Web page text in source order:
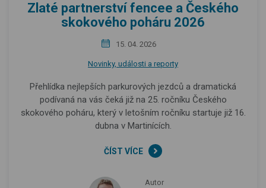
Zlaté partnerství fencee a Českého
skokového poháru 2026
15. 04. 2026
Novinky, události a reporty
Přehlídka nejlepších parkurových jezdců a dramatická
podívaná na vás čeká již na 25. ročníku Českého
skokového poháru, který v letošním ročníku startuje již 16.
dubna v Martinících.
ČÍST VÍCE
Autor